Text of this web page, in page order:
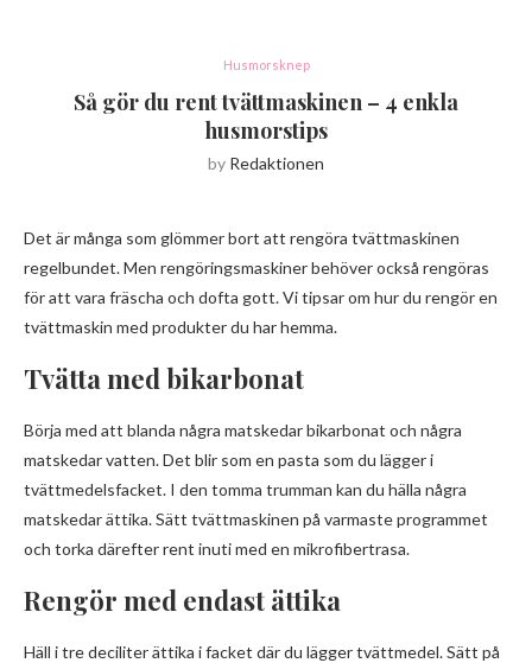
Husmorsknep
Så gör du rent tvättmaskinen – 4 enkla
husmorstips
by Redaktionen
Det är många som glömmer bort att rengöra tvättmaskinen
regelbundet. Men rengöringsmaskiner behöver också rengöras
för att vara fräscha och dofta gott. Vi tipsar om hur du rengör en
tvättmaskin med produkter du har hemma.
Tvätta med bikarbonat
Börja med att blanda några matskedar bikarbonat och några
matskedar vatten. Det blir som en pasta som du lägger i
tvättmedelsfacket. I den tomma trumman kan du hälla några
matskedar ättika. Sätt tvättmaskinen på varmaste programmet
och torka därefter rent inuti med en mikrofibertrasa.
Rengör med endast ättika
Häll i tre deciliter ättika i facket där du lägger tvättmedel. Sätt på